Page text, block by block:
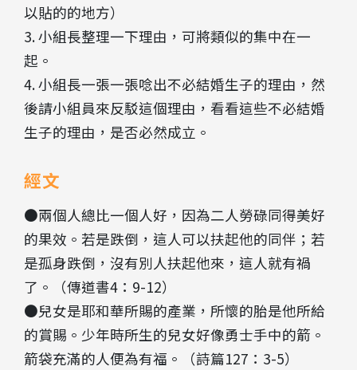
以貼的的地方）
3. 小組長整理一下理由，可將類似的集中在一
起。
4. 小組長一張一張唸出不必結婚生子的理由，然
後請小組員來反駁這個理由，看看這些不必結婚
生子的理由，是否必然成立。
經文
●兩個人總比一個人好，因為二人勞碌同得美好
的果效。若是跌倒，這人可以扶起他的同伴；若
是孤身跌倒，沒有別人扶起他來，這人就有禍
了。（傳道書4：9-12）
●兒女是耶和華所賜的產業，所懷的胎是他所給
的賞賜。少年時所生的兒女好像勇士手中的箭。
箭袋充滿的人便為有福。（詩篇127：3-5）